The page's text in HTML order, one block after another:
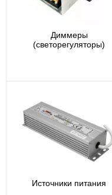
Диммеры
(светорегуляторы)
Источники питания